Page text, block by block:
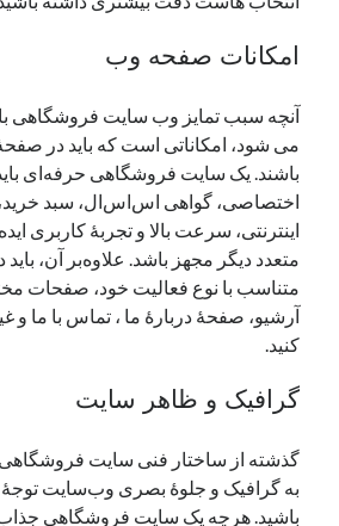
امکانات صفحه وب
آنچه سبب تمایز وب سایت فروشگاهی
می‌‌ شود، امکاناتی است که باید در
باشند. یک سایت فروشگاهی حرفه‌ای
اختصاصی، گواهی اس‌اس‌ال، سبد
اینترنتی، سرعت بالا و تجربهٔ کاربری
متعدد دیگر مجهز باشد. علاوه‌بر آن،
متناسب با نوع فعالیت خود، صفحات
آرشیو، صفحهٔ دربارهٔ ما ، تماس با ما و
کنید.
گرافیک و ظاهر سایت
گذشته از ساختار فنی سایت
به گرافیک و جلوهٔ بصری وب‌سایت توجهٔ
باشید. هرچه یک سایت فروشگاهی